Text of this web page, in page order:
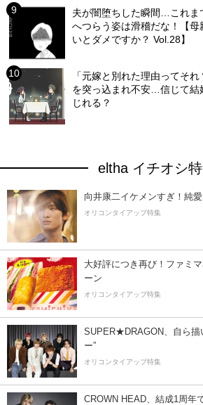
夫が闇堕ちした瞬間…これま
へつらう姿は滑稽だな！【
いとダメですか？ Vol.28】
「元嫁と別れた理由ってそ
を突っ込まれ不安…信じて結
じれる？
eltha イチオシ
向井康二イケメンすぎ！純
オリコンタイアップ特集
大好評につき再び！ファミ
ーン
オリコンタイアップ特集
SUPER★DRAGON、自ら描
ー”
オリコンタイアップ特集
CROWN HEAD、結成1周年